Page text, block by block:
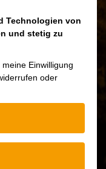
Technologien von
und stetig zu
Einwilligung
oder